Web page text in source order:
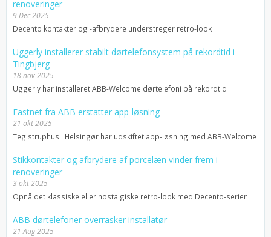
renoveringer
9 Dec 2025
Decento kontakter og -afbrydere understreger retro-look
Uggerly installerer stabilt dørtelefonsystem på rekordtid i
Tingbjerg
18 nov 2025
Uggerly har installeret ABB-Welcome dørtelefoni på rekordtid
Fastnet fra ABB erstatter app-løsning
21 okt 2025
Teglstruphus i Helsingør har udskiftet app-løsning med ABB-Welcome
Stikkontakter og afbrydere af porcelæn vinder frem i
renoveringer
3 okt 2025
Opnå det klassiske eller nostalgiske retro-look med Decento-serien
ABB dørtelefoner overrasker installatør
21 Aug 2025